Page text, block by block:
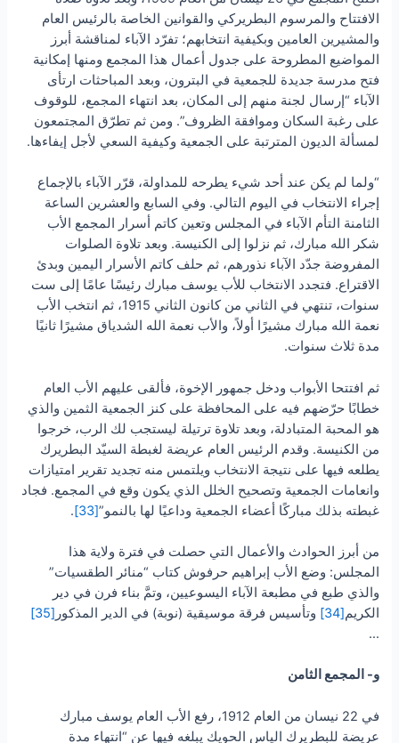
الافتتاح والمرسوم البطريركي والقوانين الخاصة بالرئيس العام
والمشيرين العامين وبكيفية انتخابهم؛ تفرّد الآباء لمناقشة أبرز
المواضيع المطروحة على جدول أعمال هذا المجمع ومنها إمكانية
فتح مدرسة جديدة للجمعية في البترون، وبعد المباحثات ارتأى
الآباء “إرسال لجنة منهم إلى المكان، بعد انتهاء المجمع، للوقوف
على رغبة السكان وموافقة الظروف”. ومن ثم تطرّق المجتمعون
لمسألة الديون المترتبة على الجمعية وكيفية السعي لأجل إيفاءها.
“ولما لم يكن عند أحد شيء يطرحه للمداولة، قرّر الآباء بالإجماع
إجراء الانتخاب في اليوم التالي. وفي السابع والعشرين الساعة
الثامنة التأم الآباء في المجلس وتعين كاتم أسرار المجمع الأب
شكر الله مبارك، ثم نزلوا إلى الكنيسة. وبعد تلاوة الصلوات
المفروضة جدّد الآباء نذورهم، ثم حلف كاتم الأسرار اليمين وبدئ
الاقتراع. فتجدد الانتخاب للأب يوسف مبارك رئيسًا عامًا إلى ست
سنوات، تنتهي في الثاني من كانون الثاني 1915، ثم انتخب الأب
نعمة الله مبارك مشيرًا أولاً، والأب نعمة الله الشدياق مشيرًا ثانيًا
مدة ثلاث سنوات.
ثم افتتحا الأبواب ودخل جمهور الإخوة، فألقى عليهم الأب العام
خطابًا حرّضهم فيه على المحافظة على كنز الجمعية الثمين والذي
هو المحبة المتبادلة، وبعد تلاوة ترتيلة ليستجب لك الرب، خرجوا
من الكنيسة. وقدم الرئيس العام عريضة لغبطة السيّد البطريرك
يطلعه فيها على نتيجة الانتخاب ويلتمس منه تجديد تقرير امتيازات
وانعامات الجمعية وتصحيح الخلل الذي يكون وقع في المجمع. فجاد
غبطته بذلك مباركًا أعضاء الجمعية وداعيًا لها بالنمو”[33]
.
من أبرز الحوادث والأعمال التي حصلت في فترة ولاية هذا
المجلس: وضع الأب إبراهيم حرفوش كتاب “منائر الطقسيات”
والذي طبع في مطبعة الآباء اليسوعيين، وتمَّ بناء فرن في دير
الكريم[34] وتأسيس فرقة موسيقية (نوبة) في الدير المذكور [35]
…
و- المجمع الثامن
في 22 نيسان من العام 1912، رفع الأب العام يوسف مبارك
عريضة للبطريرك الياس الحويك يبلغه فيها عن “انتهاء مدة